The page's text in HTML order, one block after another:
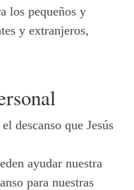
los pequeños y
y extranjeros,
descanso que Jesús
ayudar nuestra
para nuestras